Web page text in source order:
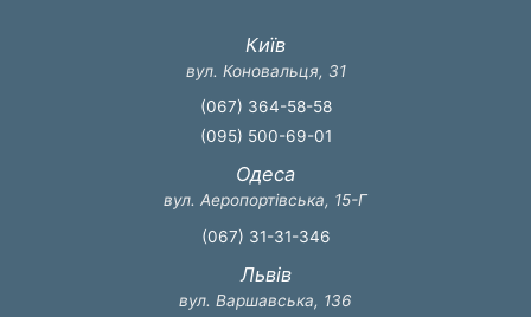
Київ
вул. Коновальця, 31
(067) 364-58-58
(095) 500-69-01
Одеса
вул. Аеропортівська, 15-Г
(067) 31-31-346
Львів
вул. Варшавська, 136